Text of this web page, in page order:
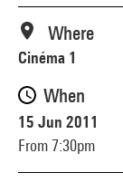
Where
Cinéma 1
When
15 Jun 2011
From 7:30pm